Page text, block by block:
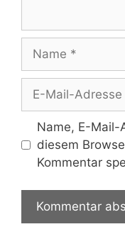
Name
Adresse
Name, E-Mail-
diesem
Kommentar